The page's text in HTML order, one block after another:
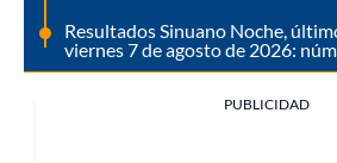
Resultados Sinuano Noche,
viernes 7 de agosto de 2026:
PUBLICIDAD